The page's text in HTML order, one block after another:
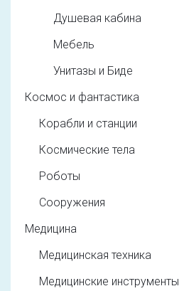
Душевая кабина
Мебель
Унитазы и Биде
Космос и фантастика
Корабли и станции
Космические тела
Роботы
Сооружения
Медицина
Медицинская техника
Медицинские инструменты